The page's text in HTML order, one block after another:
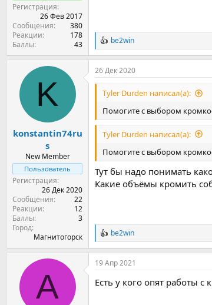
Регистрация
26 Фев 2017
Сообщения
380
Реакции
178
Баллы
43
Р
е
а
к
ц
и
be2win
K
konstantin74ru
s
New Member
Пользователь
Регистрация
26 Дек 2020
Сообщения
22
Реакции
12
Баллы
3
Город
Магнитогорск
26 Дек 2020
Tyler Durden написал(а):
Помогите с выбором
Tyler Durden написал(а):
Помогите с выбором
Тут бы надо понимать
Какие объёмы кромить
Р
е
а
к
и
be2win
A
19 Апр 2021
Есть у кого опят работы